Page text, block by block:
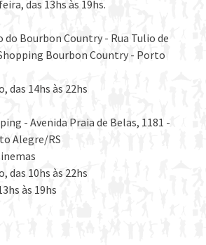
das 13hs às 19hs.
Bourbon Country - Rua Tulio de
Bourbon Country - Porto
das 14hs às 22hs
- Avenida Praia de Belas, 1181 -
Alegre/RS
das 10hs às 22hs
às 19hs